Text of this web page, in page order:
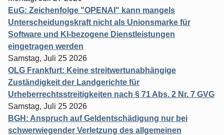
EuG: Zeichenfolge "OPENAI" kann mangels
Unterscheidungskraft nicht als Unionsmarke für
Software und KI-bezogene Dienstleistungen
eingetragen werden
Samstag, Juli 25 2026
OLG Frankfurt: Keine streitwertunabhängige
Zuständigkeit der Landgerichte für
Urheberrechtsstreitigkeiten nach § 71 Abs. 2 Nr. 7 GVG
Samstag, Juli 25 2026
BGH: Anspruch auf Geldentschädigung nur bei
schwerwiegender Verletzung des allgemeinen